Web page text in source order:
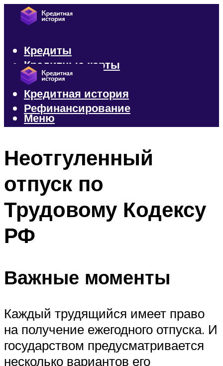
Кредиты
Кредитные карты
Микрозаймы
Кредитная история
Рефинансирование
Меню
Неотгуленный
отпуск по
Трудовому Кодексу
РФ
Важные моменты
Каждый трудящийся имеет право
на получение ежегодного отпуска. И
государством предусматривается
несколько вариантов его